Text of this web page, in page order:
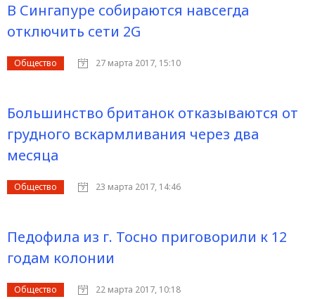
В Сингапуре собираются навсегда
отключить сети 2G
Общество 27 марта 2017, 15:10
Большинство британок отказываются от
грудного вскармливания через два
месяца
Общество 23 марта 2017, 14:46
Педофила из г. Тосно приговорили к 12
годам колонии
Общество 22 марта 2017, 10:18